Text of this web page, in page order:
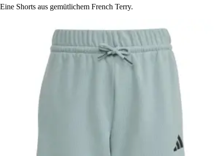
Eine Shorts aus gemütlichem French Terry.